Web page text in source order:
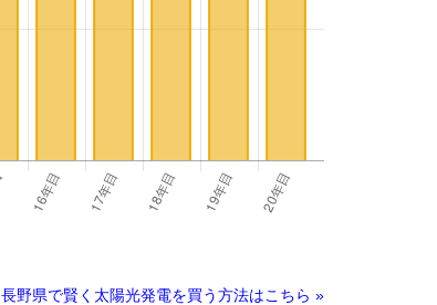
長野県で賢く太陽光発電を買う方法はこちら »